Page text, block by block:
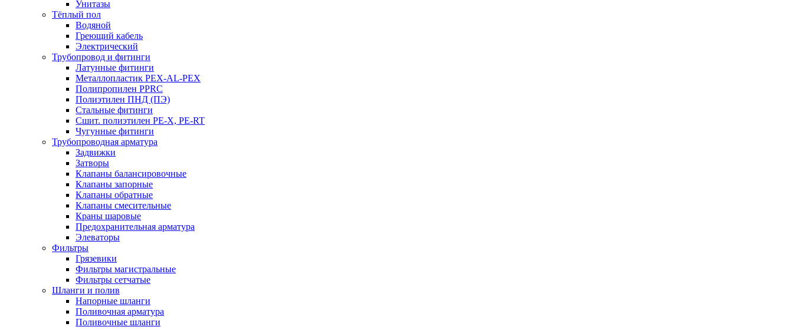
Унитазы
Тёплый пол
Водяной
Греющий кабель
Электрический
Трубопровод и фитинги
Латунные фитинги
Металлопластик PEX-AL-PEX
Полипропилен PPRC
Полиэтилен ПНД (ПЭ)
Стальные фитинги
Сшит. полиэтилен PE-X, PE-RT
Чугунные фитинги
Трубопроводная арматура
Задвижки
Затворы
Клапаны балансировочные
Клапаны запорные
Клапаны обратные
Клапаны смесительные
Краны шаровые
Предохранительная арматура
Элеваторы
Фильтры
Грязевики
Фильтры магистральные
Фильтры сетчатые
Шланги и полив
Напорные шланги
Поливочная арматура
Поливочные шланги